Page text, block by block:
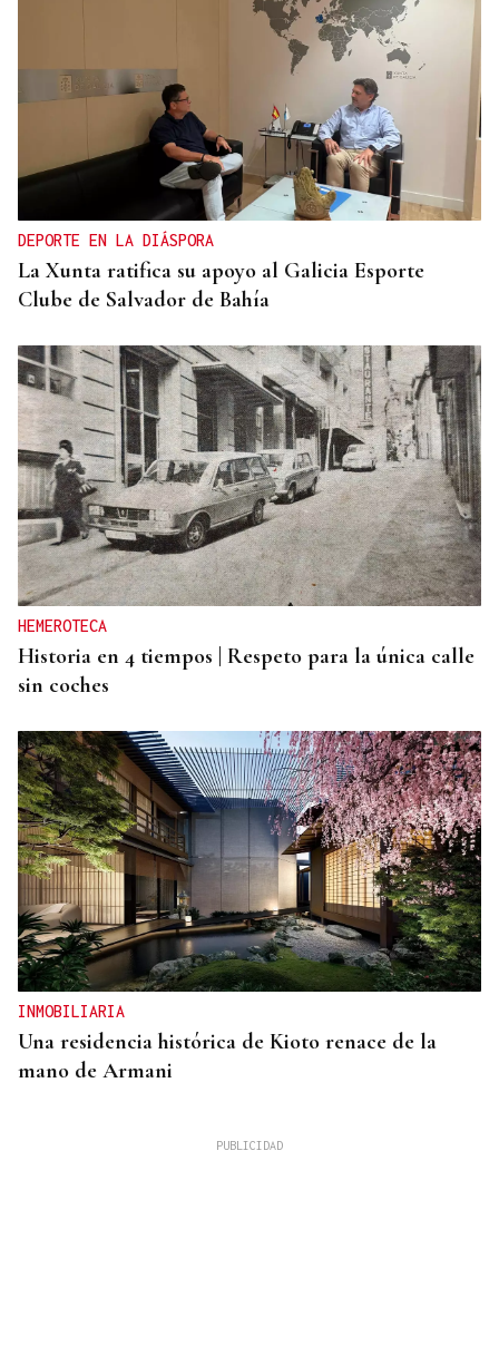
"FELIZ VIAJE AL MONSTRUO"
El Sol, la sangre y el Titanic: Así vivió La Región
el eclipse de 1912 en Ourense
DEPORTE EN LA DIÁSPORA
La Xunta ratifica su apoyo al Galicia Esporte
Clube de Salvador de Bahía
HEMEROTECA
Historia en 4 tiempos | Respeto para la única calle
sin coches
INMOBILIARIA
Una residencia histórica de Kioto renace de la
mano de Armani